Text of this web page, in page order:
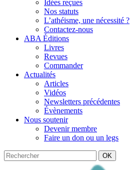
Idées reçues
Nos statuts
L’athéisme, une nécessité ?
Contactez-nous
ABA Éditions
Livres
Revues
Commander
Actualités
Articles
Vidéos
Newsletters précédentes
Évènements
Nous soutenir
Devenir membre
Faire un don ou un legs
OK